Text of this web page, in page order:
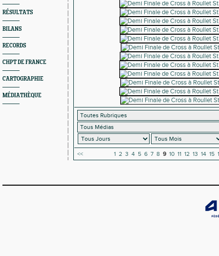
RÉSULTATS
BILANS
RECORDS
CHPT DE FRANCE
CARTOGRAPHIE
MÉDIATHÈQUE
<< 1 2 3 4 5 6 7 8 9 10 11 12 13 14 15